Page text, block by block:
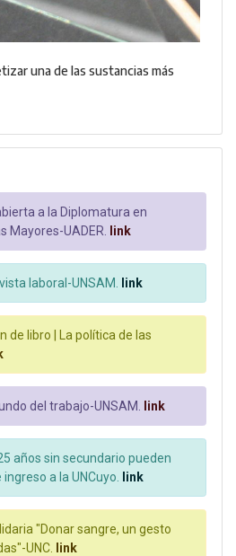
una de las sustancias más
a la Diplomatura en
Mayores-UADER. link
laboral-UNSAM. link
de libro | La política de las
del trabajo-UNSAM. link
años sin secundario pueden
a la UNCuyo. link
"Donar sangre, un gesto
UNC. link